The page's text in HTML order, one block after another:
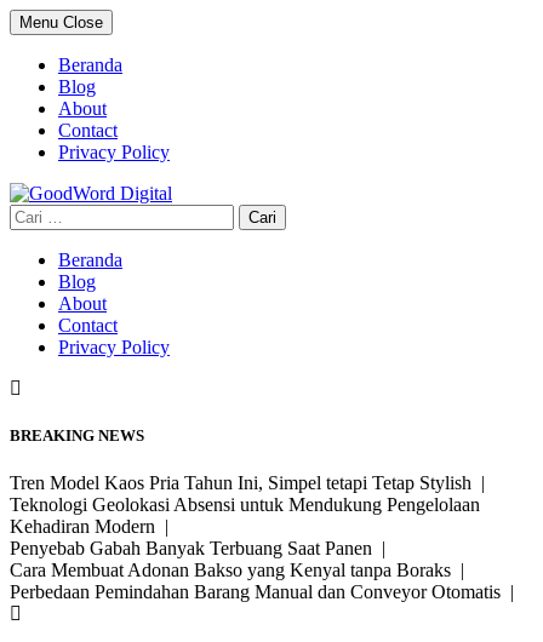
Skip
to
content
Menu Close
Beranda
Blog
About
Contact
Privacy Policy
Cari
untuk:
Beranda
Blog
About
Contact
Privacy Policy
BREAKING NEWS
Tren Model Kaos Pria Tahun Ini, Simpel tetapi Tetap Stylish |
Teknologi Geolokasi Absensi untuk Mendukung Pengelolaan
Kehadiran Modern |
Penyebab Gabah Banyak Terbuang Saat Panen |
Cara Membuat Adonan Bakso yang Kenyal tanpa Boraks |
Perbedaan Pemindahan Barang Manual dan Conveyor Otomatis |